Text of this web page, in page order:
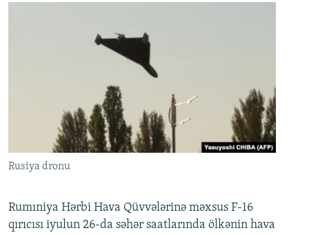
Rusiya dronu
Rumıniya Hərbi Hava Qüvvələrinə məxsus F-16
qırıcısı iyulun 26-da səhər saatlarında ölkənin hava